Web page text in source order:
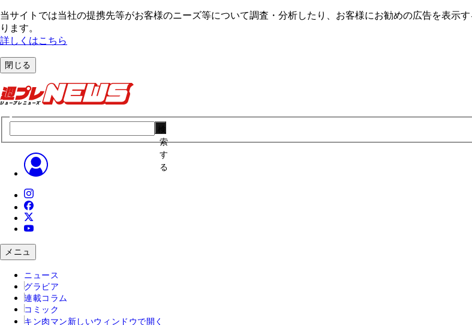
当サイトでは当社の提携先等がお客様のニーズ等について調査・分析したり、お客様にお勧めの広告を表⽰
ります。
詳しくはこちら
閉じる
索
す
る
メニュ
ニュース
グラビア
連載コラム
コミック
キン肉マン 新しいウィンドウで開く